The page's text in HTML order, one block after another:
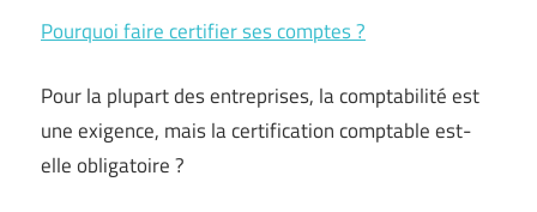
Pourquoi faire certifier ses comptes ?
Pour la plupart des entreprises, la comptabilité est
une exigence, mais la certification comptable est-
elle obligatoire ?